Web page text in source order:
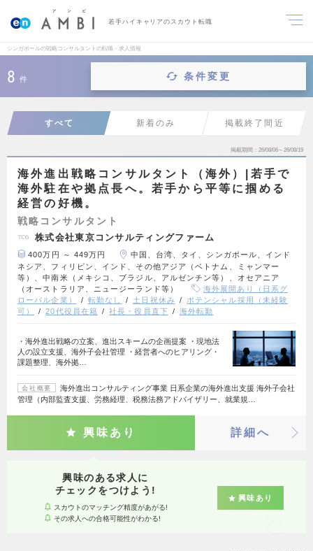
若手ハイキャリアのスカウト転職
シンガポールの戦略コンサルタントの転職・求人情報
8 件 条件変更
すべて 新着のみ 掲載終了間近
掲載期間 26/08/06～26/08/19
海外進出戦略コンサルタント（海外）|若手で
海外駐在や拠点長へ。若手から平等に掴める
経営の好機。
戦略コンサルタント
株式会社東京コンサルティングファーム
400万円 ～ 449万円
中国、台湾、タイ、シンガポール、インド
ネシア、フィリピン、インド、その他アジア（ベトナム、ミャンマー
等）、中南米（メキシコ、ブラジル、アルゼンチン等）、オセアニア
（オーストラリア、ニュージーランド等）
海外展開あり（日系グ
ローバル企業）
転勤なし 土日祝休み
ポテンシャル採用（未経験
可）
20代役員在籍 社長・役員直下 海外転勤
・海外進出戦略の立案、進出スキームの企画提案 ・現地法
人の設立支援、海外子会社管理 ・経営者へのヒアリング・
課題整理、海外拠…
会社概要
海外進出コンサルティング事業 日系企業の海外進出支援 海外子会社
管理（内部監査支援、労務経理、税務法務アドバイザリー、就業規…
興味あり 詳細へ
興味のある求人に
チェックをつけよう!
スカウトのマッチング精度があがる!
その求人への合格可能性がわかる!
興味あり